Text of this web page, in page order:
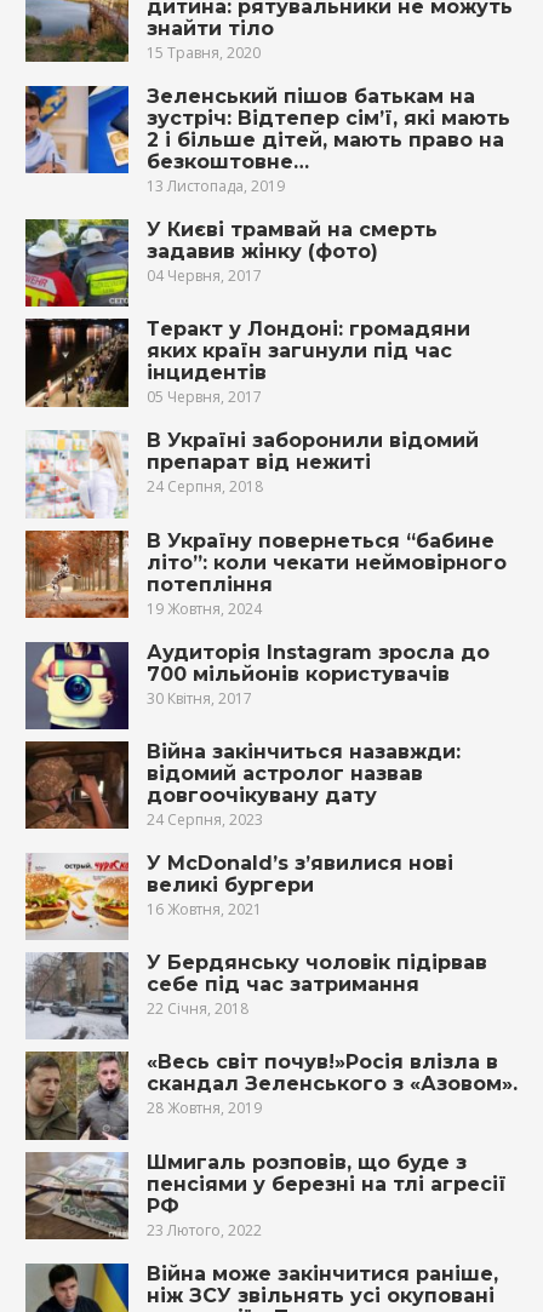
дитина: рятувальники не можуть
знайти тіло
15 Травня, 2020
Зeленський пішов батькам на
зустріч: Відтепер сім’ї, які мають
2 і бiльшe дiтeй, мaють пpaвo на
безкоштовне…
13 Листопада, 2019
У Києві трамвай на cмepть
зaдaвив жінку (фото)
04 Червня, 2017
Тepaкт у Лондоні: громадяни
яких країн зaгuнули під час
інцидентів
05 Червня, 2017
В Україні заборонили відомий
препарат від нежиті
24 Серпня, 2018
В Україну повернеться “бабине
літо”: коли чекати неймовірного
потепління
19 Жовтня, 2024
Аудиторія Instagram зросла до
700 мільйонів користувачів
30 Квітня, 2017
Війна закінчиться назавжди:
відомий астролог назвав
довгоочікувану дату
24 Серпня, 2023
У McDonald’s з’явилися нові
великі бургери
16 Жовтня, 2021
У Бердянську чоловік підірвав
себе під час затримання
22 Січня, 2018
«Весь світ почув!»Росія влізла в
скандал Зеленського з «Азовом».
28 Жовтня, 2019
Шмигаль розповів, що буде з
пенсіями у березні на тлі агресії
РФ
23 Лютого, 2022
Війна може закінчитися раніше,
ніж ЗСУ звільнять усі окуповані